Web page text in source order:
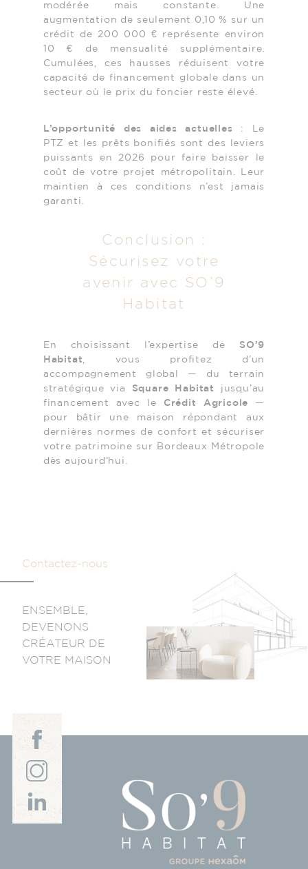
modérée mais constante. Une
augmentation de seulement 0,10 % sur un
crédit de 200 000 € représente environ
10 € de mensualité supplémentaire.
Cumulées, ces hausses réduisent votre
capacité de financement globale dans un
secteur où le prix du foncier reste élevé.
L’opportunité des aides actuelles : Le
PTZ et les prêts bonifiés sont des leviers
puissants en 2026 pour faire baisser le
coût de votre projet métropolitain. Leur
maintien à ces conditions n’est jamais
garanti.
Conclusion :
Sécurisez votre
avenir avec SO’9
Habitat
En choisissant l’expertise de SO’9
Habitat
, vous profitez d’un
accompagnement global — du terrain
stratégique via
Square Habitat
jusqu’au
financement avec le Crédit Agricole —
pour bâtir une maison répondant aux
dernières normes de confort et sécuriser
votre patrimoine sur Bordeaux Métropole
dès aujourd’hui.
Contactez-nous
ENSEMBLE,
DEVENONS
CRÉATEUR DE
VOTRE MAISON